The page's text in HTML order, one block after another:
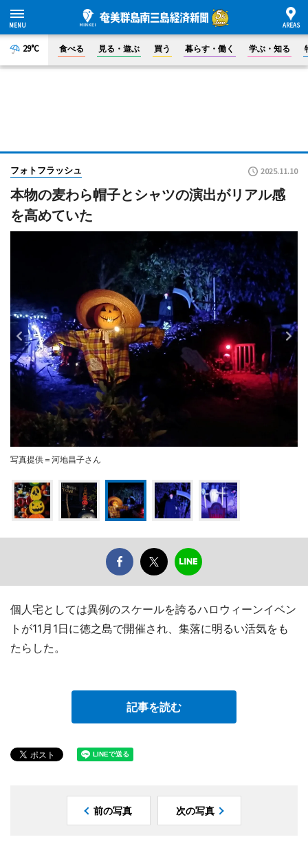
29°C 食べる 見る・遊ぶ 買う 暮らす・働く 学ぶ・知る
フォトフラッシュ 2025.11.10
本物の麦わら帽子とシャツの演出がリアル感
を高めていた
写真提供＝河地昌子さん
個人宅としては異例のスケールを誇るハロウィーンイベン
トが11月1日に徳之島で開催され、集落に明るい活気をも
たらした。
記事を読む
前の写真 次の写真